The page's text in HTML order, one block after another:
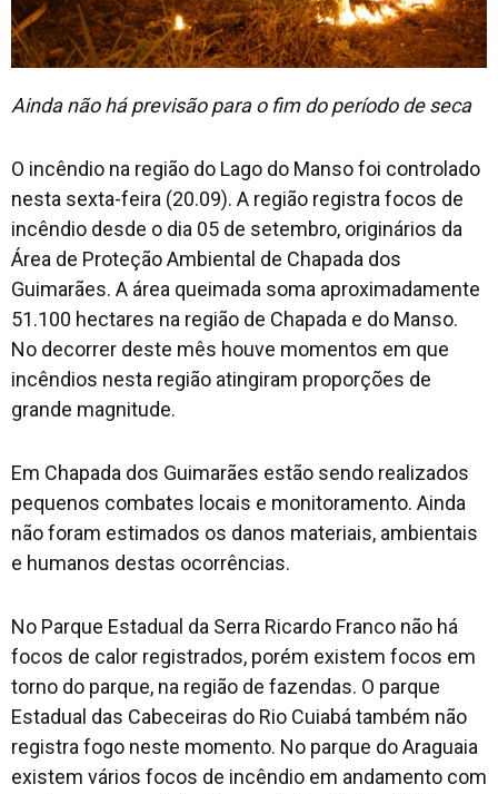
Ainda não há previsão para o fim do período de seca
O incêndio na região do Lago do Manso foi controlado
nesta sexta-feira (20.09). A região registra focos de
incêndio desde o dia 05 de setembro, originários da
Área de Proteção Ambiental de Chapada dos
Guimarães. A área queimada soma aproximadamente
51.100 hectares na região de Chapada e do Manso.
No decorrer deste mês houve momentos em que
incêndios nesta região atingiram proporções de
grande magnitude.
Em Chapada dos Guimarães estão sendo realizados
pequenos combates locais e monitoramento. Ainda
não foram estimados os danos materiais, ambientais
e humanos destas ocorrências.
No Parque Estadual da Serra Ricardo Franco não há
focos de calor registrados, porém existem focos em
torno do parque, na região de fazendas. O parque
Estadual das Cabeceiras do Rio Cuiabá também não
registra fogo neste momento. No parque do Araguaia
existem vários focos de incêndio em andamento com